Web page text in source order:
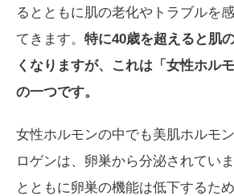
るとともに肌の老化やトラブルを
てきます。 特に40歳を超えると肌
くなりますが、これは「女性ホル
の一つです。
女性ホルモンの中でも美肌ホルモ
ロゲンは、卵巣から分泌されてい
とともに卵巣の機能は低下するた